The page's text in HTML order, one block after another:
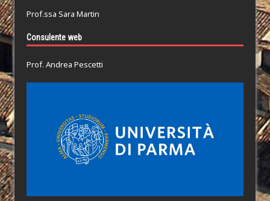
Prof.ssa Sara Martin
Consulente web
Prof. Andrea Pescetti